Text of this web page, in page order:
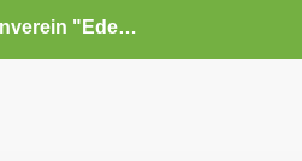
Schützenverein "Edelweiß" Reiterswiesen e.V.